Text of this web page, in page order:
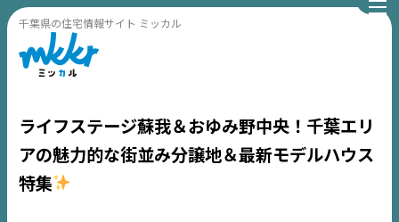
千葉県の住宅情報サイト ミッカル
ライフステージ蘇我＆おゆみ野中央！千葉エリ
アの魅力的な街並み分譲地＆最新モデルハウス
特集